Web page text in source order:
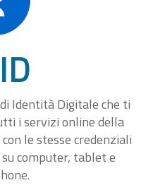
Identità Digitale che ti
i servizi online della
le stesse credenziali
computer, tablet e